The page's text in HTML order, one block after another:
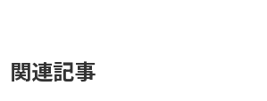
関連記事